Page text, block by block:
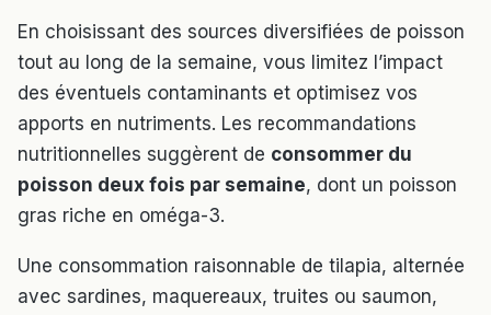
En choisissant des sources diversifiées de poisson
tout au long de la semaine, vous limitez l’impact
des éventuels contaminants et optimisez vos
apports en nutriments. Les recommandations
nutritionnelles suggèrent de consommer du
poisson deux fois par semaine, dont un poisson
gras riche en oméga-3.
Une consommation raisonnable de tilapia, alternée
avec sardines, maquereaux, truites ou saumon,